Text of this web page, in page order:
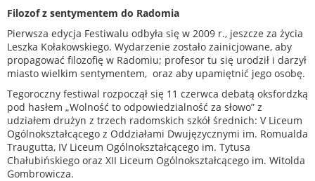
Filozof z sentymentem do Radomia
Pierwsza edycja Festiwalu odbyła się w 2009 r., jeszcze za życia
Leszka Kołakowskiego. Wydarzenie zostało zainicjowane, aby
propagować filozofię w Radomiu; profesor tu się urodził i darzył
miasto wielkim sentymentem, oraz aby upamiętnić jego osobę.
Tegoroczny festiwal rozpoczął się 11 czerwca debatą oksfordzką
pod hasłem „Wolność to odpowiedzialność za słowo” z
udziałem drużyn z trzech radomskich szkół średnich: V Liceum
Ogólnokształcącego z Oddziałami Dwujęzycznymi im. Romualda
Traugutta, IV Liceum Ogólnokształcącego im. Tytusa
Chałubińskiego oraz XII Liceum Ogólnokształcącego im. Witolda
Gombrowicza.